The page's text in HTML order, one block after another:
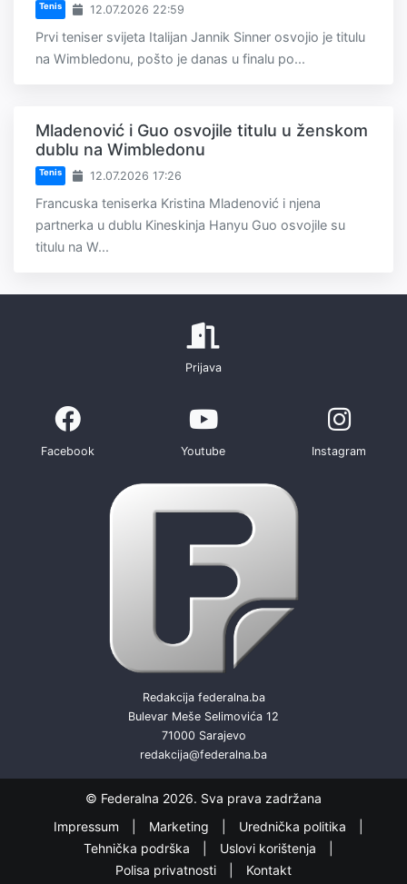
Tenis 12.07.2026 22:59
Prvi teniser svijeta Italijan Jannik Sinner osvojio je titulu
na Wimbledonu, pošto je danas u finalu po...
Mladenović i Guo osvojile titulu u ženskom
dublu na Wimbledonu
Tenis 12.07.2026 17:26
Francuska teniserka Kristina Mladenović i njena
partnerka u dublu Kineskinja Hanyu Guo osvojile su
titulu na W...
Prijava
Facebook Youtube Instagram
Redakcija federalna.ba
Bulevar Meše Selimovića 12
71000 Sarajevo
redakcija@federalna.ba
© Federalna 2026. Sva prava zadržana
Impressum
Marketing
Urednička politika
Tehnička podrška
Uslovi korištenja
Polisa privatnosti
Kontakt